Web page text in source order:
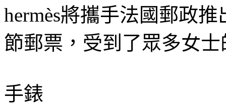
hermès將攜手法國郵政
節郵票，受到了眾多女
手錶